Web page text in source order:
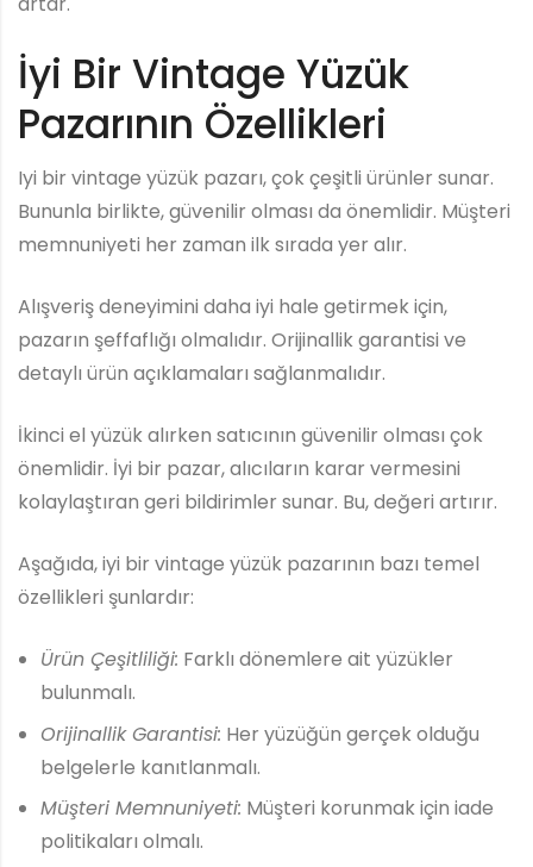
İyi Bir Vintage Yüzük
Pazarının Özellikleri
Iyi bir vintage yüzük pazarı, çok çeşitli ürünler sunar.
Bununla birlikte, güvenilir olması da önemlidir. Müşteri
memnuniyeti her zaman ilk sırada yer alır.
Alışveriş deneyimini daha iyi hale getirmek için,
pazarın şeffaflığı olmalıdır. Orijinallik garantisi ve
detaylı ürün açıklamaları sağlanmalıdır.
İkinci el yüzük alırken satıcının güvenilir olması çok
önemlidir. İyi bir pazar, alıcıların karar vermesini
kolaylaştıran geri bildirimler sunar. Bu, değeri artırır.
Aşağıda, iyi bir vintage yüzük pazarının bazı temel
özellikleri şunlardır:
Ürün Çeşitliliği: Farklı dönemlere ait yüzükler
bulunmalı.
Orijinallik Garantisi: Her yüzüğün gerçek olduğu
belgelerle kanıtlanmalı.
Müşteri Memnuniyeti: Müşteri korunmak için iade
politikaları olmalı.